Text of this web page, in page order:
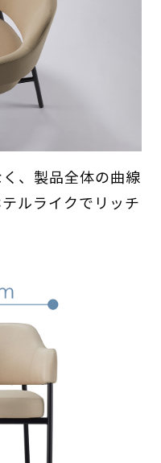
、製品全体の曲線
ルライクでリッチ